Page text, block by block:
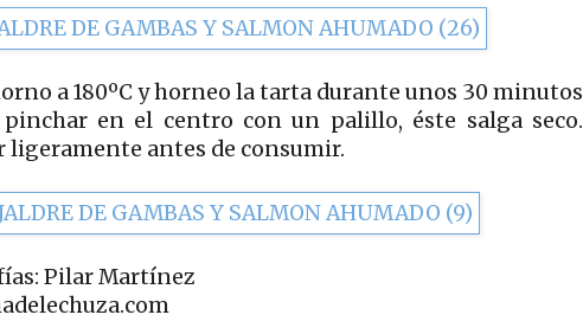
a 180ºC y horneo la tarta durante unos 30 minutos
en el centro con un palillo, éste salga seco.
ligeramente antes de consumir.
Pilar Martínez